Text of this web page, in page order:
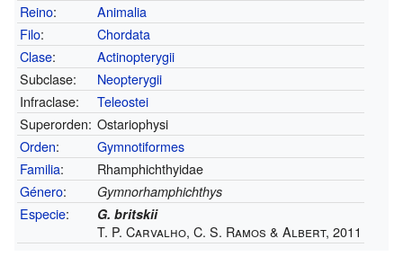
Reino:
Animalia
Filo:
Chordata
Clase:
Actinopterygii
Subclase:
Neopterygii
Infraclase:
Teleostei
Superorden: Ostariophysi
Orden:
Gymnotiformes
Familia:
Rhamphichthyidae
Género: Gymnorhamphichthys
Especie: G. britskii
T. P. Carvalho, C. S. Ramos & Albert, 2011